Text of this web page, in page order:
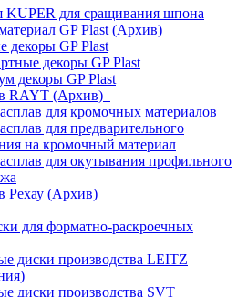
KUPER для сращивания шпона
GP Plast (Архив)
декоры GP Plast
декоры GP Plast
декоры GP Plast
RAYT (Архив)
для кромочных материалов
для предварительного
на кромочный материал
для окутывания профильного
Рехау (Архив)
для форматно-раскроечных
диски производства LEITZ
диски производства SVT